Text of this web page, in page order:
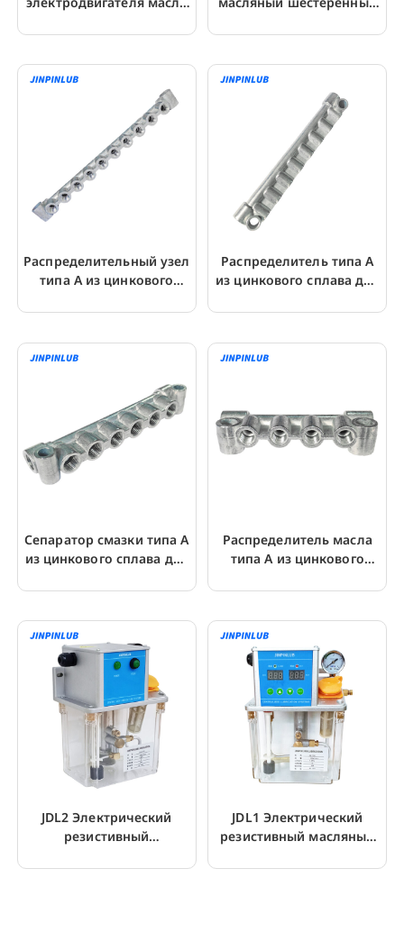
лубрикатор
станков
Распределительный узел
типа А из цинкового
количественного
Распределитель типа А
из цинкового сплава для
смазки
Сепаратор смазки типа А
из цинкового сплава для
Распределитель масла
типа А из цинкового
JDL2 Электрический
резистивный
для смазки с двигателем
JDL1 Электрический
резистивный масляный
датчиком